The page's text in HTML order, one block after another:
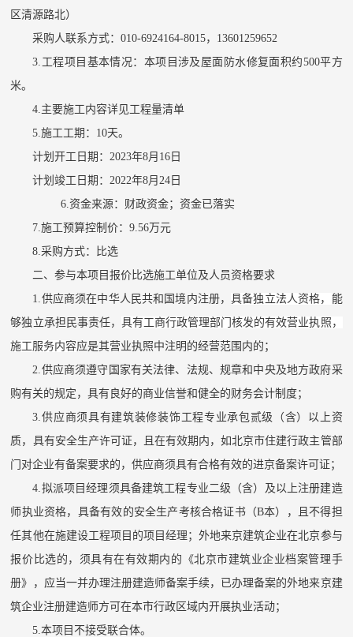
区清源路北）
采购人联系方式：010-6924164-8015，13601259652
3. 工程项目基本情况：本项目涉及 屋面防水修复 面积约500平方
米。
4.主要施工内容详见工程量清单
5.施工工期 ： 10天。
计划开工日期：2023年8月16日
计划竣工日期：2022年8月24日
6.资金来源：财政资金；资金已落实
7.施工预算控制价：9.56万元
8.采购方式：比选
二、参与本项目报价比选施工单位及人员资格要求
1.供应商须在中华人民共和国境内注册，具备独立法人资格， 能
够独立承担民事责任， 具有工商行政管理部门核发的有效营业执照 ，
施工服务内容应是其营业执照中注明的经营范围内的；
2.供应商须遵守国家有关法律、法规、规章和中央及地方政府采
购有关的规定，具有良好的商业信誉和健全的财务会计制度；
3.供应商须具有建筑装修装饰工程专业承包贰级
（含）以上资
质， 具有安全生产许可证，且在有效期内，如北京市住建行政主管部
门 对企业有备案要求的，供应商须具有合格有效的进京备案许可证；
4.拟派项目经理须具备建筑工程专业二级（含）及以上注册建造
师执业资格，具备有效的安全生产考核合格证书（B本），且不得担
任其他在施建设工程项目的项目经理；外地来京建筑企业在北京参与
报价比选的，须具有在有效期内的《北京市建筑业企业档案管理手
册》，应当一并办理注册建造师备案手续，已办理备案的外地来京建
筑企业注册建造师方可在本市行政区域内开展执业活动；
5.本项目不接受联合体。